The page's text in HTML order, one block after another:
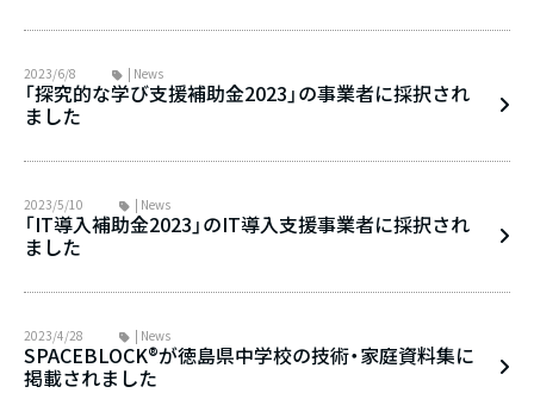
2023/6/8 | News
「探究的な学び支援補助金2023」の事業者に採択され
ました
2023/5/10 | News
「IT導入補助金2023」のIT導入支援事業者に採択され
ました
2023/4/28 | News
SPACEBLOCK®が徳島県中学校の技術・家庭資料集に
掲載されました